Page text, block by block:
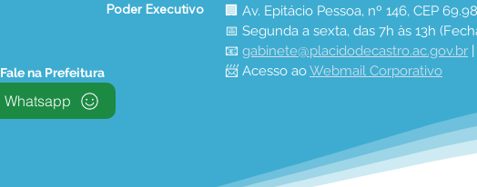
Poder Executivo
Fale na Prefeitura
Whatsapp
🏢 Av. Epitácio Pessoa, nº 146, CEP
📅 Segunda a sexta, das 7h às 13h
📧 gabinete@placidodecastro.ac.gov.br |
📨 Acesso ao Webmail Corporativo